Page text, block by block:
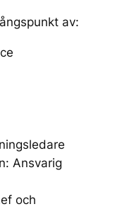
av:
Ansvarig
och